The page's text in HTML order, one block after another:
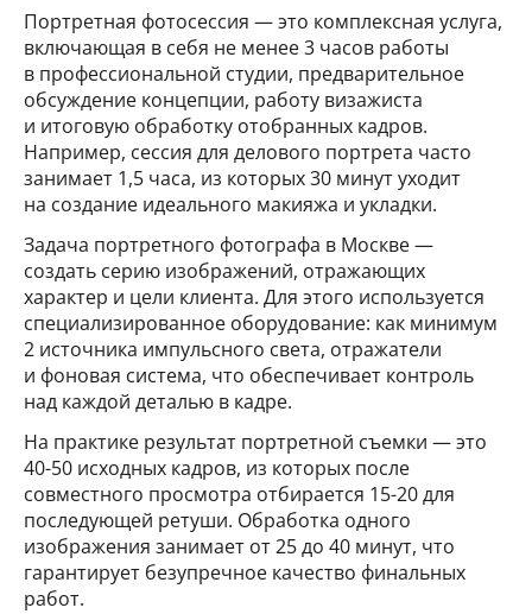
Портретная фотосессия — это комплексная услуга,
включающая в себя не менее 3 часов работы
в профессиональной студии, предварительное
обсуждение концепции, работу визажиста
и итоговую обработку отобранных кадров.
Например, сессия для делового портрета часто
занимает 1,5 часа, из которых 30 минут уходит
на создание идеального макияжа и укладки.
Задача портретного фотографа в Москве —
создать серию изображений, отражающих
характер и цели клиента. Для этого используется
специализированное оборудование: как минимум
2 источника импульсного света, отражатели
и фоновая система, что обеспечивает контроль
над каждой деталью в кадре.
На практике результат портретной съемки — это
40-50 исходных кадров, из которых после
совместного просмотра отбирается 15-20 для
последующей ретуши. Обработка одного
изображения занимает от 25 до 40 минут, что
гарантирует безупречное качество финальных
работ.